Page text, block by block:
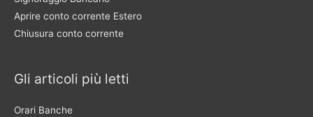
Aprire conto corrente Estero
Chiusura conto corrente
Gli articoli più letti
Orari Banche